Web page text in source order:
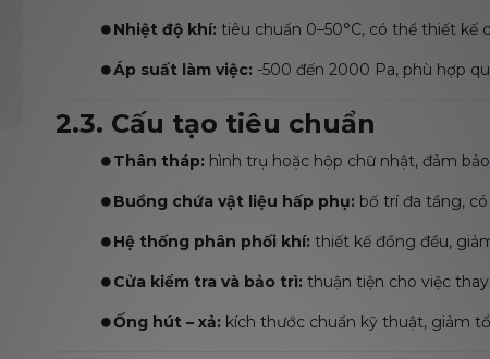
⏺️Nhiệt độ khí: tiêu chuẩn 0–50°C, có thể thiết kế
⏺️Áp suất làm việc: -500 đến 2000 Pa, phù hợp
2.3. Cấu tạo tiêu chuẩn
⏺️Thân tháp: hình trụ hoặc hộp chữ nhật, đảm
⏺️Buồng chứa vật liệu hấp phụ: bố trí đa tầng,
⏺️Hệ thống phân phối khí: thiết kế đồng đều,
⏺️Cửa kiểm tra và bảo trì: thuận tiện cho việc thay
⏺️Ống hút – xả: kích thước chuẩn kỹ thuật, giảm